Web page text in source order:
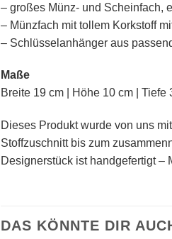
– großes Münz- und Scheinfach,
– Münzfach mit tollem Korkstoff
– Schlüsselanhänger aus
Maße
Breite 19 cm | Höhe 10 cm | Tiefe
Dieses Produkt wurde von uns
Stoffzuschnitt bis zum
Designerstück ist handgefertigt –
DAS KÖNNTE DIR